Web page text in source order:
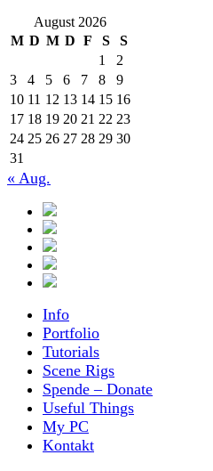
August 2026
M D M D F S
S
1
2
3
4 5 6 7 8
9
10 11 12 13 14 15 16
17 18 19 20 21 22 23
24 25 26 27 28 29 30
31
« Aug.
Info
Portfolio
Tutorials
Scene Rigs
Spende – Donate
Useful Things
My PC
Kontakt